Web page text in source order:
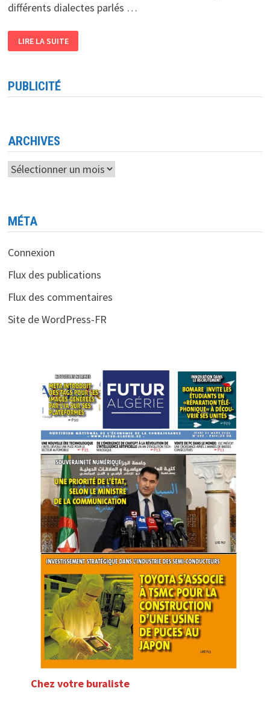
différents dialectes parlés …
L’IA
AU
DIALECTES
LIRE LA SUITE
PUBLICITÉ
ARCHIVES
Archives
MÉTA
Connexion
Flux des publications
Flux des commentaires
Site de WordPress-FR
Chez votre buraliste